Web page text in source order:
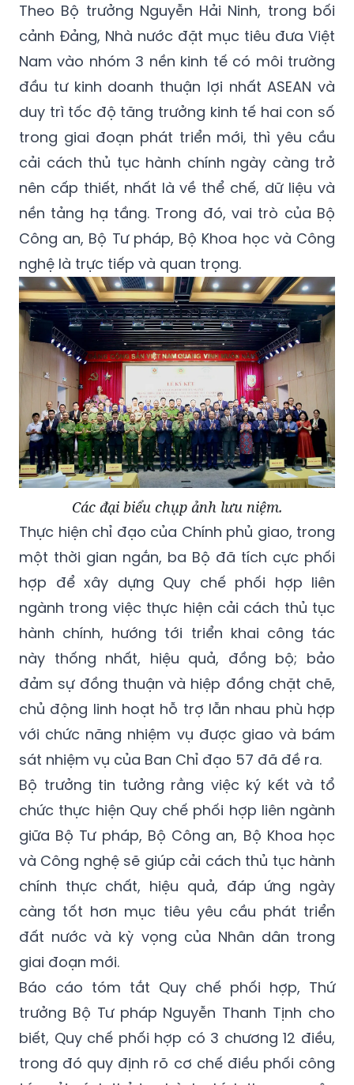
Theo Bộ trưởng Nguyễn Hải Ninh, trong bối
cảnh Đảng, Nhà nước đặt mục tiêu đưa Việt
Nam vào nhóm 3 nền kinh tế có môi trường
đầu tư kinh doanh thuận lợi nhất ASEAN và
duy trì tốc độ tăng trưởng kinh tế hai con số
trong giai đoạn phát triển mới, thì yêu cầu
cải cách thủ tục hành chính ngày càng trở
nên cấp thiết, nhất là về thể chế, dữ liệu và
nền tảng hạ tầng. Trong đó, vai trò của Bộ
Công an, Bộ Tư pháp, Bộ Khoa học và Công
nghệ là trực tiếp và quan trọng.
Các đại biểu chụp ảnh lưu niệm.
Thực hiện chỉ đạo của Chính phủ giao, trong
một thời gian ngắn, ba Bộ đã tích cực phối
hợp để xây dựng Quy chế phối hợp liên
ngành trong việc thực hiện cải cách thủ tục
hành chính, hướng tới triển khai công tác
này thống nhất, hiệu quả, đồng bộ; bảo
đảm sự đồng thuận và hiệp đồng chặt chẽ,
chủ động linh hoạt hỗ trợ lẫn nhau phù hợp
với chức năng nhiệm vụ được giao và bám
sát nhiệm vụ của Ban Chỉ đạo 57 đã đề ra.
Bộ trưởng tin tưởng rằng việc ký kết và tổ
chức thực hiện Quy chế phối hợp liên ngành
giữa Bộ Tư pháp, Bộ Công an, Bộ Khoa học
và Công nghệ sẽ giúp cải cách thủ tục hành
chính thực chất, hiệu quả, đáp ứng ngày
càng tốt hơn mục tiêu yêu cầu phát triển
đất nước và kỳ vọng của Nhân dân trong
giai đoạn mới.
Báo cáo tóm tắt Quy chế phối hợp, Thứ
trưởng Bộ Tư pháp Nguyễn Thanh Tịnh cho
biết, Quy chế phối hợp có 3 chương 12 điều,
trong đó quy định rõ cơ chế điều phối công